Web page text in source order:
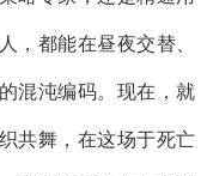
，都能在昼夜交替、
混沌编码。现在，就
共舞，在这场于死亡